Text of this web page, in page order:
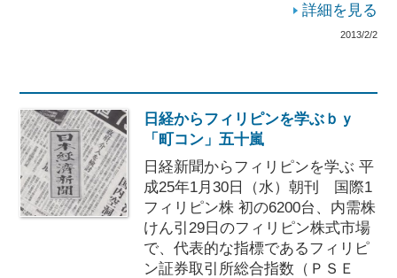
詳細を見る
2013/2/2
日経からフィリピンを学ぶｂｙ
「町コン」五十嵐
日経新聞からフィリピンを学ぶ 平
成25年1月30日（水）朝刊 国際1
フィリピン株 初の6200台、内需株
けん引29日のフィリピン株式市場
で、代表的な指標であるフィリピ
ン証券取引所総合指数（ＰＳＥ